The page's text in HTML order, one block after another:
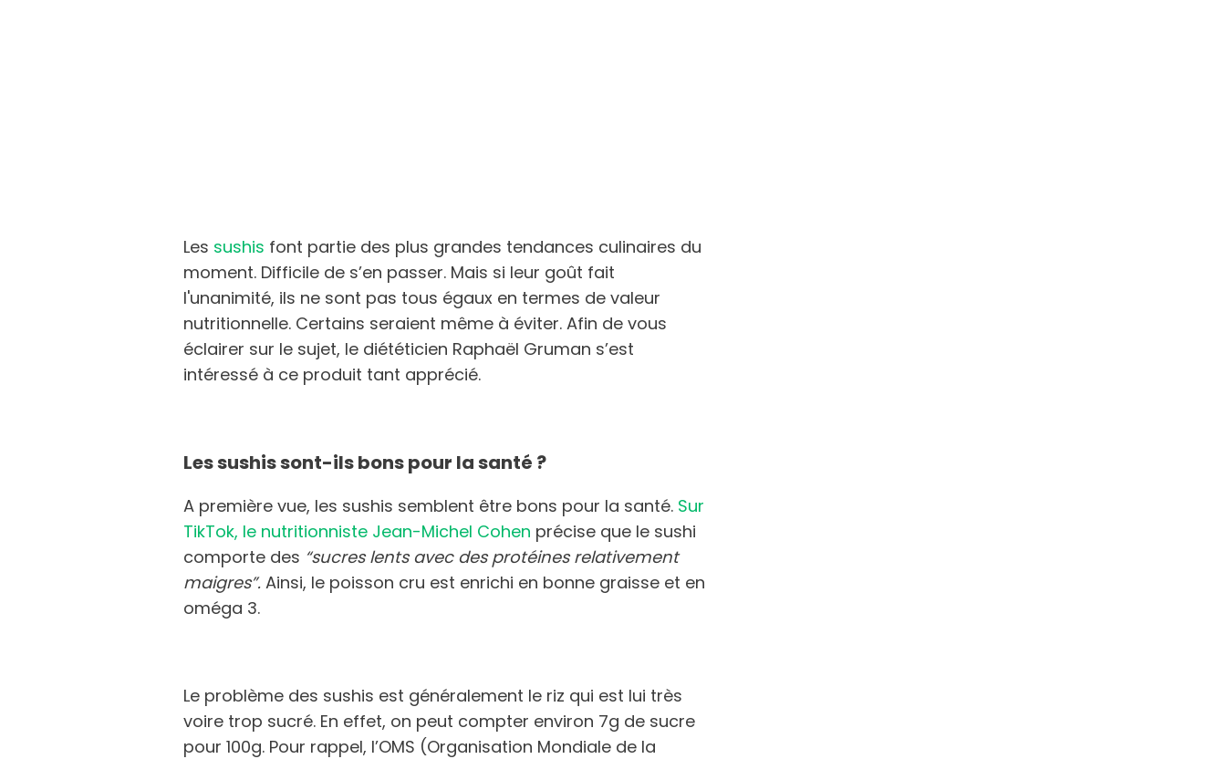
Les sushis font partie des plus grandes tendances culinaires du
moment. Difficile de s’en passer. Mais si leur goût fait
l'unanimité, ils ne sont pas tous égaux en termes de valeur
nutritionnelle. Certains seraient même à éviter. Afin de vous
éclairer sur le sujet, le diététicien Raphaël Gruman s’est
intéressé à ce produit tant apprécié.
Les sushis sont-ils bons pour la santé ?
A première vue, les sushis semblent être bons pour la santé. Sur
TikTok, le nutritionniste Jean-Michel Cohen précise que le sushi
comporte des “sucres lents avec des protéines relativement
maigres”. Ainsi, le poisson cru est enrichi en bonne graisse et en
oméga 3.
Le problème des sushis est généralement le riz qui est lui très
voire trop sucré. En effet, on peut compter environ 7g de sucre
pour 100g. Pour rappel, l’OMS (Organisation Mondiale de la